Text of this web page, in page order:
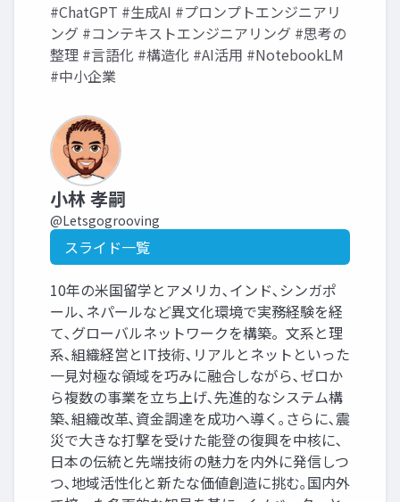
#ChatGPT #生成AI #プロンプトエンジニアリ
ング #コンテキストエンジニアリング #思考の
整理 #言語化 #構造化 #AI活用 #NotebookLM
#中小企業
小林 孝嗣
@Letsgogrooving
スライド一覧
10年の米国留学とアメリカ､インド､シンガポ
ール､ネパールなど異文化環境で実務経験を経
て､グローバルネットワークを構築。文系と理
系､組織経営とIT技術､リアルとネットといった
一見対極な領域を巧みに融合しながら､ゼロか
ら複数の事業を立ち上げ､先進的なシステム構
築､組織改革､資金調達を成功へ導く｡さらに､震
災で大きな打撃を受けた能登の復興を中核に､
日本の伝統と先端技術の魅力を内外に発信しつ
つ､地域活性化と新たな価値創造に挑む｡国内外